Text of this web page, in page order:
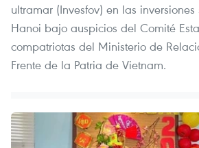
ultramar (Invesfov) en las
Hanoi bajo auspicios del Comité
compatriotas del Ministerio de
Frente de la Patria de Vietnam.